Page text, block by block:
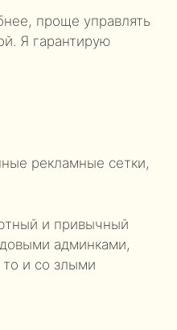
проще управлять
Я гарантирую
рекламные сетки,
и привычный
админками,
и со злыми